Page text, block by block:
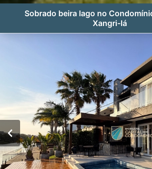
Sobrado beira lago no
Xangri-lá